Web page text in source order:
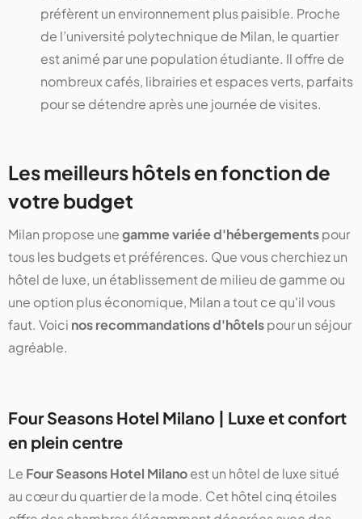
préfèrent un environnement plus paisible. Proche
de l’université polytechnique de Milan, le quartier
est animé par une population étudiante. Il offre de
nombreux cafés, librairies et espaces verts, parfaits
pour se détendre après une journée de visites​​​​​​.
Les meilleurs hôtels en fonction de
votre budget
Milan propose unegamme variée d'hébergementspour
tous les budgets et préférences. Que vous cherchiez un
hôtel de luxe, un établissement de milieu de gamme ou
une option plus économique, Milan a tout ce qu'il vous
faut. Voici nos recommandations d'hôtelspour un séjour
agréable.
Four Seasons Hotel Milano | Luxe et confort
en plein centre
Le Four Seasons Hotel Milanoest un hôtel de luxe situé
au cœur du quartier de la mode. Cet hôtel cinq étoiles